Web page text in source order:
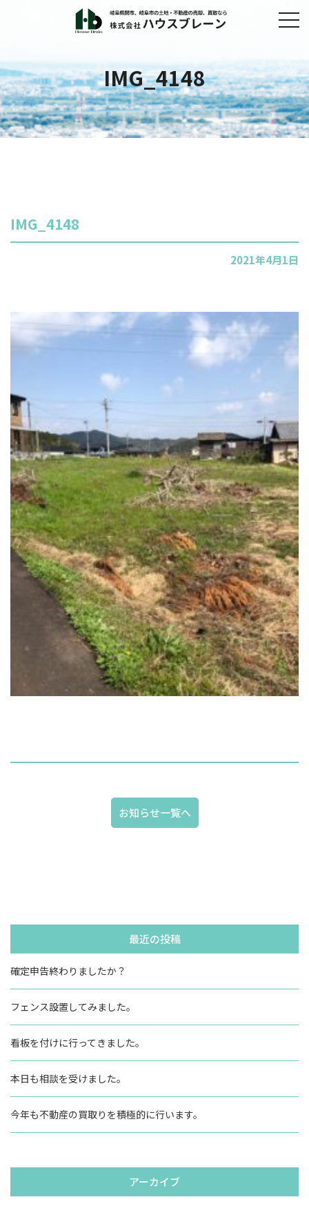
IMG_4148
IMG_4148
2021年4月1日
お知らせ一覧へ
最近の投稿
確定申告終わりましたか？
フェンス設置してみました。
看板を付けに行ってきました。
本日も相談を受けました。
今年も不動産の買取りを積極的に行います。
アーカイブ